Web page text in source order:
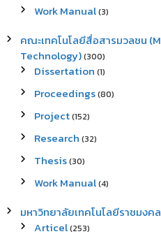
Work Manual(3)
คณะเทคโนโลยีสื่อสารมวลชน
Technology)(300)
Dissertation (1)
Proceedings(80)
Project(152)
Research (32)
Thesis(30)
Work Manual(4)
มหาวิทยาลัยเทคโนโลยีราชมง
Articel(253)